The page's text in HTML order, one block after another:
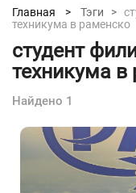
Главная > Тэги >
техникума в раменско
студент
техникума в
Найдено 1